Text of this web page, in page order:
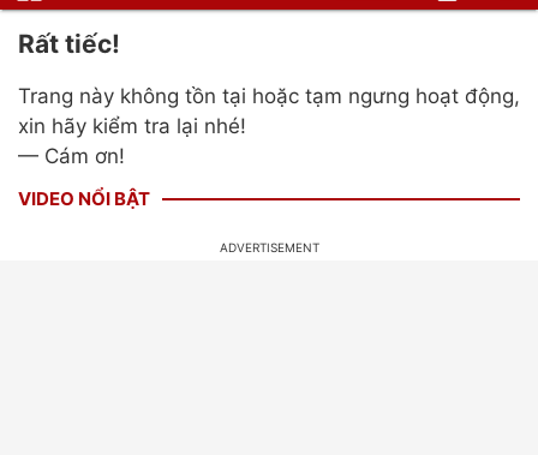
Rất tiếc!
Trang này không tồn tại hoặc tạm ngưng hoạt động,
xin hãy kiểm tra lại nhé!
— Cám ơn!
VIDEO NỔI BẬT